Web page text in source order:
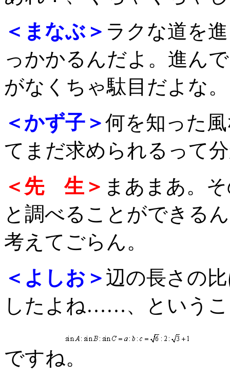
＜まなぶ＞ ラクな道を
っかかるんだよ。進ん
がなくちゃ駄目だよな。
＜かず子＞何を知った
てまだ求められるって
＜先 生＞ まあまあ。
と調べることができる
考えてごらん。
＜よしお＞ 辺の長さの
したよね……、というこ
ですね。